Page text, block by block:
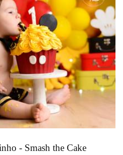
- Smash the Cake